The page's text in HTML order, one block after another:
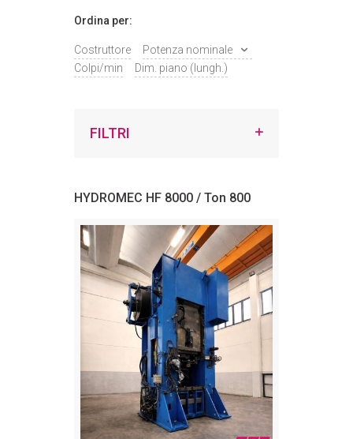
Ordina per:
Costruttore
Potenza nominale
Colpi/min
Dim. piano (lungh.)
FILTRI
HYDROMEC HF 8000 / Ton 800